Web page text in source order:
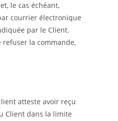
le cas échéant,
courrier électronique
par le Client.
refuser la commande,
atteste avoir reçu
Client dans la limite